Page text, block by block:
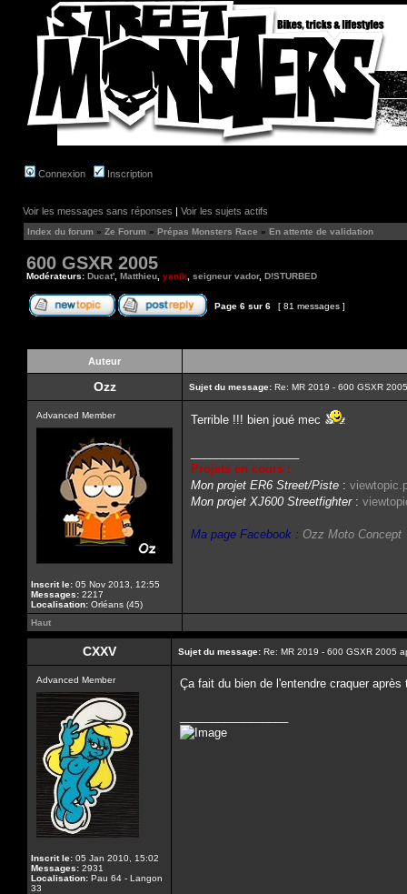
Connexion Inscription
Voir les messages sans réponses | Voir les sujets actifs
Index du forum » Ze Forum » Prépas Monsters Race » En attente de validation
600 GSXR 2005
Modérateurs: Ducat' Matthieu yanik seigneur vador, D!STURBED
Page 6 sur 6 [ 81 messages ]
Auteur
Ozz Sujet du message: Re: MR 2019 - 600 GSXR
Advanced Member
Inscrit le: 05 Nov 2013, 12:55
Messages: 2217
Localisation: Orléans (45)
Terrible !!! bien joué mec
Projets en cours :
Mon projet ER6 Street/Piste :
Mon projet XJ600 Streetfighter:
Ma page Facebook : Ozz Moto Concept
Haut
CXXV Sujet du message: Re: MR 2019 - 600 GSXR 2005
Advanced Member
Inscrit le: 05 Jan 2010, 15:02
Messages: 2931
Localisation: Pau 64 - Langon
33
Ça fait du bien de l'entendre craquer